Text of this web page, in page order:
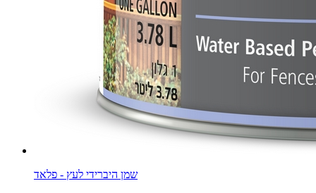
שמן היברידי לעץ - פלאד